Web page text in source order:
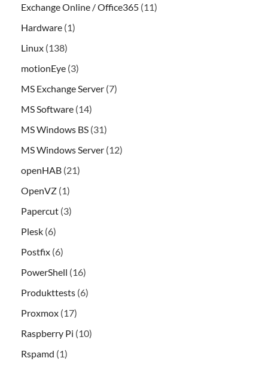
Exchange Online / Office365 (11)
Hardware (1)
Linux (138)
motionEye (3)
MS Exchange Server (7)
MS Software (14)
MS Windows BS (31)
MS Windows Server (12)
openHAB (21)
OpenVZ (1)
Papercut (3)
Plesk (6)
Postfix (6)
PowerShell (16)
Produkttests (6)
Proxmox (17)
Raspberry Pi (10)
Rspamd (1)